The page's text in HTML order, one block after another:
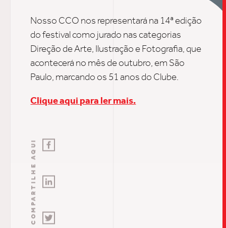
Nosso CCO nos representará na 14ª edição
do festival como jurado nas categorias
Direção de Arte, Ilustração e Fotografia, que
acontecerá no mês de outubro, em São
Paulo, marcando os 51 anos do Clube.
Clique aqui para ler mais.
COMPARTILHE AQUI